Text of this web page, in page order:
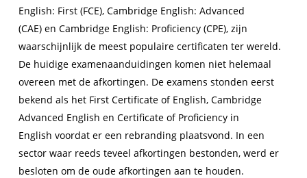
English: First (FCE), Cambridge English: Advanced
(CAE) en Cambridge English: Proficiency (CPE), zijn
waarschijnlijk de meest populaire certificaten ter wereld.
De huidige examenaanduidingen komen niet helemaal
overeen met de afkortingen. De examens stonden eerst
bekend als het First Certificate of English, Cambridge
Advanced English en Certificate of Proficiency in
English voordat er een rebranding plaatsvond. In een
sector waar reeds teveel afkortingen bestonden, werd er
besloten om de oude afkortingen aan te houden.